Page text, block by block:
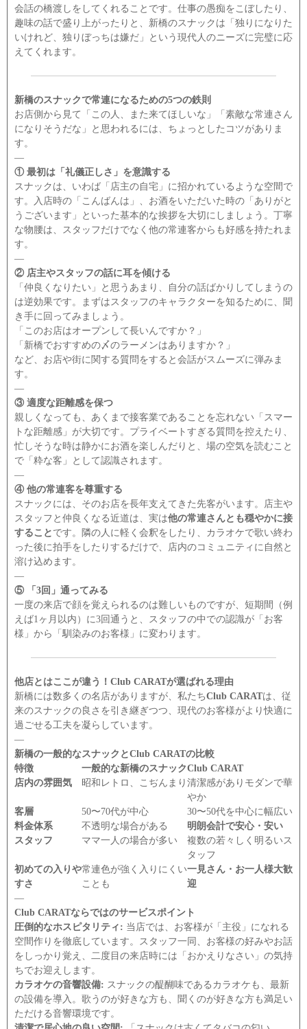
会話の橋渡しをしてくれることです。仕事の愚痴をこぼしたり、
趣味の話で盛り上がったりと、新橋のスナックは「独りになりた
いけれど、独りぼっちは嫌だ」という現代人のニーズに完璧に応
えてくれます。
新橋のスナックで常連になるための5つの鉄則
お店側から見て「この人、また来てほしいな」「素敵な常連さん
になりそうだな」と思われるには、ちょっとしたコツがありま
す。
―
① 最初は「礼儀正しさ」を意識する
スナックは、いわば「店主の自宅」に招かれているような空間で
す。入店時の「こんばんは」、お酒をいただいた時の「ありがと
うございます」といった基本的な挨拶を大切にしましょう。丁寧
な物腰は、スタッフだけでなく他の常連客からも好感を持たれま
す。
―
② 店主やスタッフの話に耳を傾ける
「仲良くなりたい」と思うあまり、自分の話ばかりしてしまうの
は逆効果です。まずはスタッフのキャラクターを知るために、聞
き手に回ってみましょう。
「このお店はオープンして長いんですか？」
「新橋でおすすめの〆のラーメンはありますか？」
など、お店や街に関する質問をすると会話がスムーズに弾みま
す。
―
③ 適度な距離感を保つ
親しくなっても、あくまで接客業であることを忘れない「スマー
トな距離感」が大切です。プライベートすぎる質問を控えたり、
忙しそうな時は静かにお酒を楽しんだりと、場の空気を読むこと
で「粋な客」として認識されます。
―
④ 他の常連客を尊重する
スナックには、そのお店を長年支えてきた先客がいます。店主や
スタッフと仲良くなる近道は、実は他の常連さんとも穏やかに接
すること です。隣の人に軽く会釈をしたり、カラオケで歌い終わ
った後に拍手をしたりするだけで、店内のコミュニティに自然と
溶け込めます。
―
⑤ 「3回」通ってみる
一度の来店で顔を覚えられるのは難しいものですが、短期間（例
えば1ヶ月以内）に3回通うと、スタッフの中での認識が「お客
様」から「馴染みのお客様」に変わります。
他店とはここが違う！Club CARATが選ばれる理由
新橋には数多くの名店がありますが、私たちClub CARATは、従
来のスナックの良さを引き継ぎつつ、現代のお客様がより快適に
過ごせる工夫を凝らしています。
―
新橋の一般的なスナックとClub CARATの比較
特徴
一般的な新橋のスナックClub CARAT
店内の雰囲気
昭和レトロ、こぢんまり 清潔感がありモダンで華
やか
客層
50〜70代が中心
30〜50代を中心に幅広い
料金体系
不透明な場合がある
明朗会計で安心・安い
スタッフ
ママ一人の場合が多い
複数の若々しく明るいス
タッフ
初めての入りや
すさ
常連色が強く入りにくい
ことも
一見さん・お一人様大歓
迎
―
Club CARATならではのサービスポイント
圧倒的なホスピタリティ: 当店では、お客様が「主役」になれる
空間作りを徹底しています。スタッフ一同、お客様の好みやお話
をしっかり覚え、二度目の来店時には「おかえりなさい」の気持
ちでお迎えします。
カラオケの音響設備: スナックの醍醐味であるカラオケも、最新
の設備を導入。歌うのが好きな方も、聞くのが好きな方も満足い
ただける音響環境です。